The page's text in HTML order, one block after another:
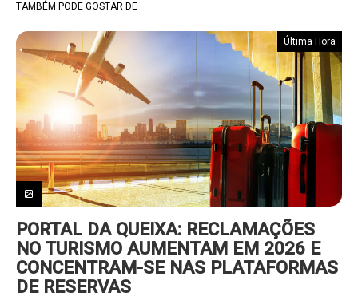
TAMBÉM PODE GOSTAR DE
Última Hora
PORTAL DA QUEIXA: RECLAMAÇÕES
NO TURISMO AUMENTAM EM 2026 E
CONCENTRAM-SE NAS PLATAFORMAS
DE RESERVAS